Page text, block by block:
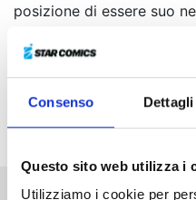
Consenso Dettagli
Questo sito web utilizza i
Utilizziamo i cookie per
posizione di essere suo
separati dal resto della
facendo ardere uno la
che ruota attorno alle